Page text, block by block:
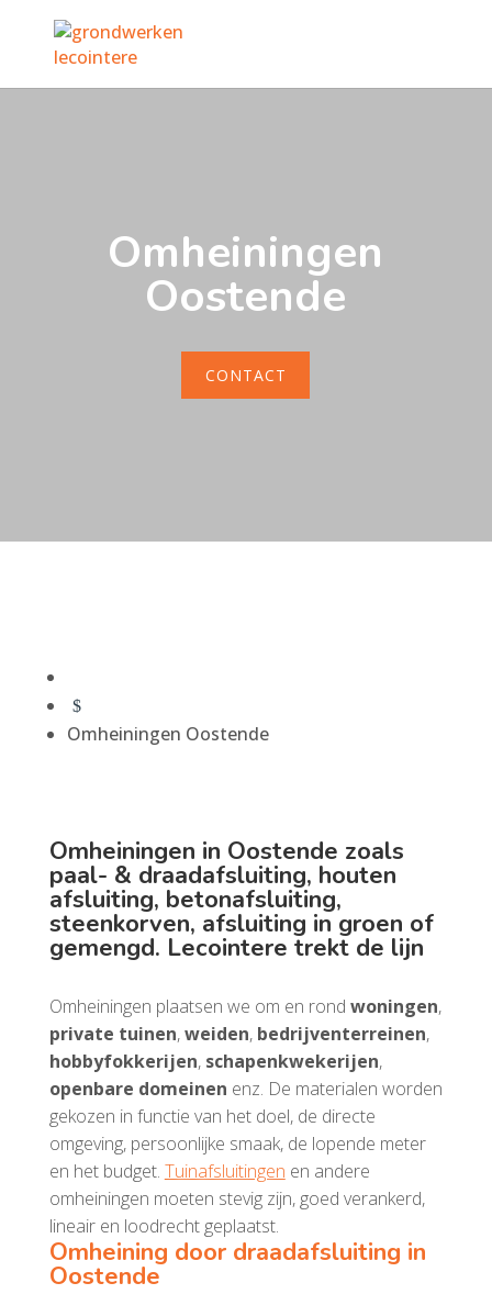
Omheiningen
Oostende
CONTACT
$
Omheiningen Oostende
Omheiningen in Oostende zoals
paal- & draadafsluiting, houten
afsluiting, betonafsluiting,
steenkorven, afsluiting in groen of
gemengd. Lecointere trekt de lijn
Omheiningen plaatsen we om en rond woningen,
private tuinen,weiden, bedrijventerreinen,
hobbyfokkerijen, schapenkwekerijen,
openbare domeinen enz. De materialen worden
gekozen in functie van het doel, de directe
omgeving, persoonlijke smaak, de lopende meter
en het budget. Tuinafsluitingen en andere
omheiningen moeten stevig zijn, goed verankerd,
lineair en loodrecht geplaatst.
Omheining door draadafsluiting in
Oostende